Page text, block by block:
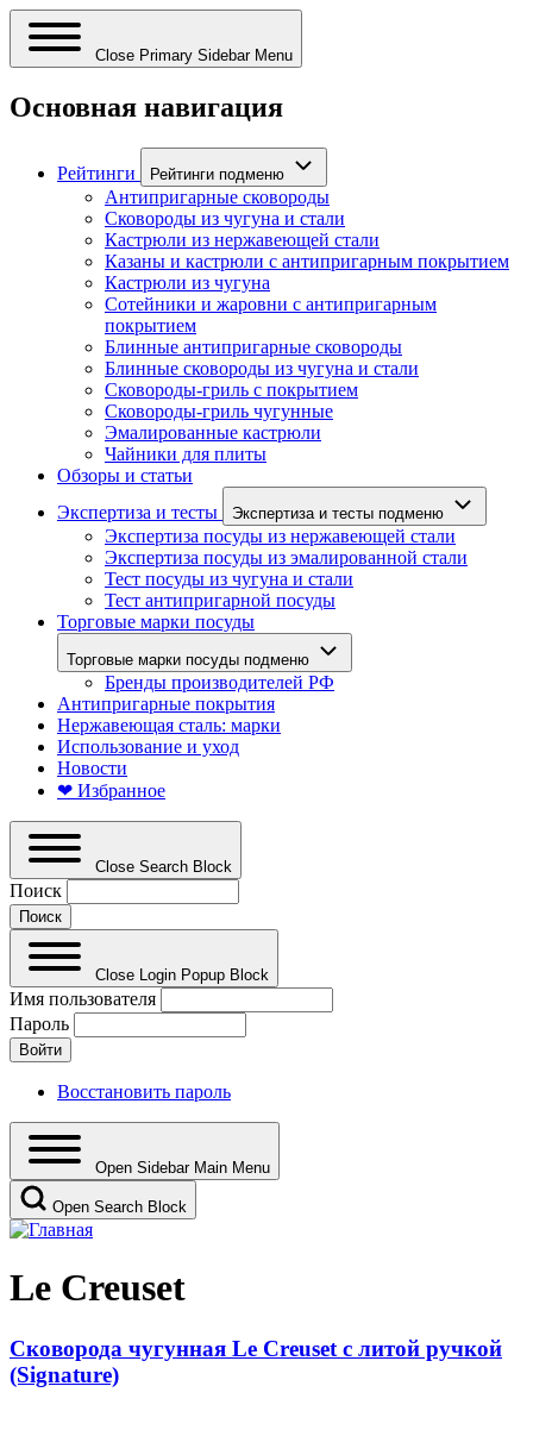
Close Primary Sidebar Menu
Основная навигация
Рейтинги Рейтинги подменю
Антипригарные сковороды
Сковороды из чугуна и стали
Кастрюли из нержавеющей стали
Казаны и кастрюли с антипригарным покрытием
Кастрюли из чугуна
Сотейники и жаровни с антипригарным
покрытием
Блинные антипригарные сковороды
Блинные сковороды из чугуна и стали
Сковороды-гриль с покрытием
Сковороды-гриль чугунные
Эмалированные кастрюли
Чайники для плиты
Обзоры и статьи
Экспертиза и тесты
Экспертиза и тесты подменю
Экспертиза посуды из нержавеющей стали
Экспертиза посуды из эмалированной стали
Тест посуды из чугуна и стали
Тест антипригарной посуды
Торговые марки посуды
Торговые марки посуды подменю
Бренды производителей РФ
Антипригарные покрытия
Нержавеющая сталь: марки
Использование и уход
Новости
❤ Избранное
Close Search Block
Поиск
Close Login Popup Block
Имя пользователя
Пароль
Восстановить пароль
Open Sidebar Main Menu
Open Search Block
Le Creuset
Сковорода чугунная Le Creuset с литой ручкой
(Signature)